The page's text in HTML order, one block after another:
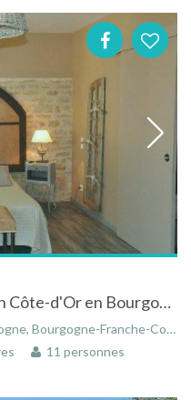
Chambres d'hôtes à Argilly en Côte-d'Or en Bourgogne avec piscine
Franche-Comté, France
11 personnes